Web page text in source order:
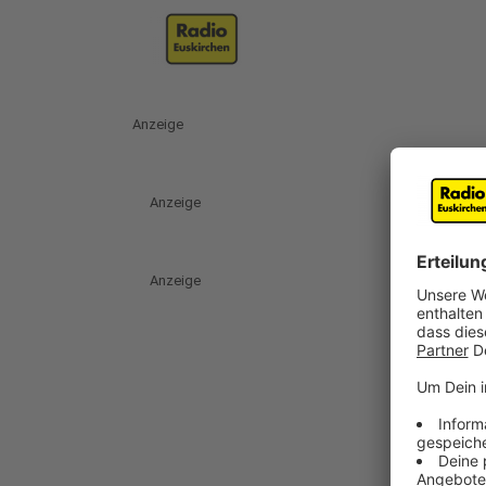
Anzeige
Anzeige
Anzeige